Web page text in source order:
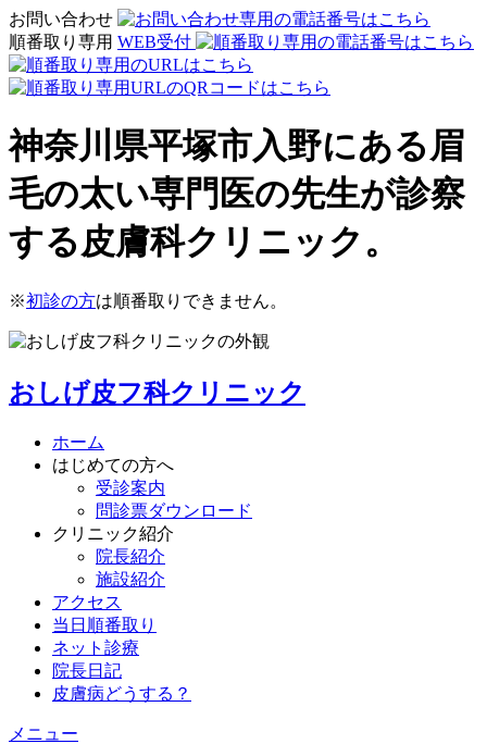
お問い合わせ
順番取り専用 WEB受付
神奈川県平塚市入野にある眉
毛の太い専門医の先生が診察
する皮膚科クリニック。
※初診の方は順番取りできません。
おしげ皮フ科クリニック
ホーム
はじめての方へ
受診案内
問診票ダウンロード
クリニック紹介
院長紹介
施設紹介
アクセス
当日順番取り
ネット診療
院長日記
皮膚病どうする？
メニュー